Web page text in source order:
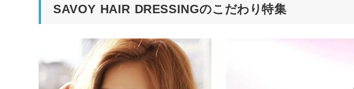
SAVOY HAIR DRESSINGのこだわり特集